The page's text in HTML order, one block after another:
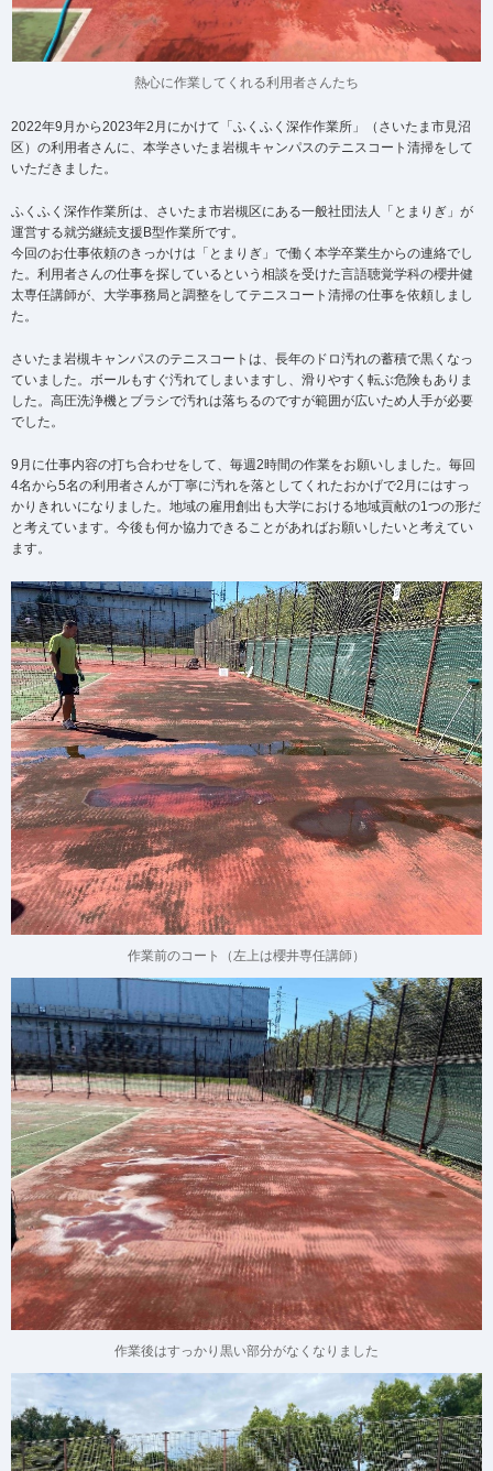
熱心に作業してくれる利用者さんたち
2022年9月から2023年2月にかけて「ふくふく深作作業所」（さいたま市見沼
区）の利用者さんに、本学さいたま岩槻キャンパスのテニスコート清掃をして
いただきました。
ふくふく深作作業所は、さいたま市岩槻区にある一般社団法人「とまりぎ」が
運営する就労継続支援B型作業所です。
今回のお仕事依頼のきっかけは「とまりぎ」で働く本学卒業生からの連絡でし
た。利用者さんの仕事を探しているという相談を受けた言語聴覚学科の櫻井健
太専任講師が、大学事務局と調整をしてテニスコート清掃の仕事を依頼しまし
た。
さいたま岩槻キャンパスのテニスコートは、長年のドロ汚れの蓄積で黒くなっ
ていました。ボールもすぐ汚れてしまいますし、滑りやすく転ぶ危険もありま
した。高圧洗浄機とブラシで汚れは落ちるのですが範囲が広いため人手が必要
でした。
9月に仕事内容の打ち合わせをして、毎週2時間の作業をお願いしました。毎回
4名から5名の利用者さんが丁寧に汚れを落としてくれたおかげで2月にはすっ
かりきれいになりました。地域の雇用創出も大学における地域貢献の1つの形だ
と考えています。今後も何か協力できることがあればお願いしたいと考えてい
ます。
作業前のコート（左上は櫻井専任講師）
作業後はすっかり黒い部分がなくなりました